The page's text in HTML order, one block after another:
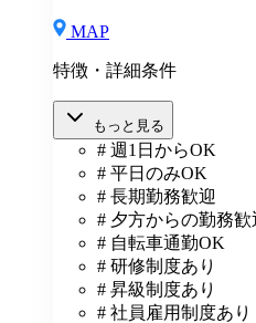
MAP
特徴・詳細条件
もっと見る
# 週1日からOK
# 平日のみOK
# 長期勤務歓迎
# 夕方からの勤務歓
# 自転車通勤OK
# 研修制度あり
# 昇級制度あり
# 社員雇用制度あり